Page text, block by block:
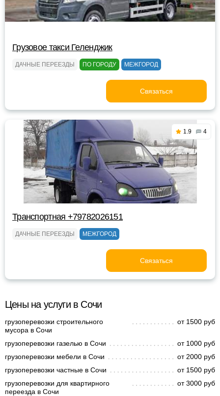
Грузовое такси Геленджик
ДАЧНЫЕ ПЕРЕЕЗДЫ ПО ГОРОДУ МЕЖГОРОД
Связаться
1.9 4
Транспортная +79782026151
ДАЧНЫЕ ПЕРЕЕЗДЫ МЕЖГОРОД
Связаться
Цены на услуги в Сочи
грузоперевозки строительного
мусора в Сочи
от 1500 руб
грузоперевозки газелью в Сочи
от 1000 руб
грузоперевозки мебели в Сочи
от 2000 руб
грузоперевозки частные в Сочи
от 1500 руб
грузоперевозки для квартирного
переезда в Сочи
от 3000 руб